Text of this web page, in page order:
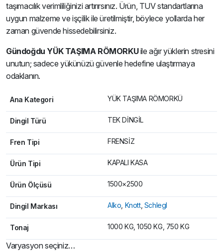
taşımacılık verimliliğinizi artırırsınız. Ürün, TUV standartlarına
uygun malzeme ve işçilik ile üretilmiştir, böylece yollarda her
zaman güvende hissedebilirsiniz.
Gündoğdu YÜK TAŞIMA RÖMORKUile ağır yüklerin stresini
unutun; sadece yükünüzü güvenle hedefine ulaştırmaya
odaklanın.
Ana Kategori YÜK TAŞIMA RÖMORKÜ
Dingil Türü TEK DİNGİL
Fren Tipi FRENSİZ
Ürün Tipi KAPALI KASA
Ürün Ölçüsü 1500×2500
Dingil Markası Alko Knott, Schlegl
Tonaj 1000 KG, 1050 KG, 750 KG
Varyasyon seçiniz…